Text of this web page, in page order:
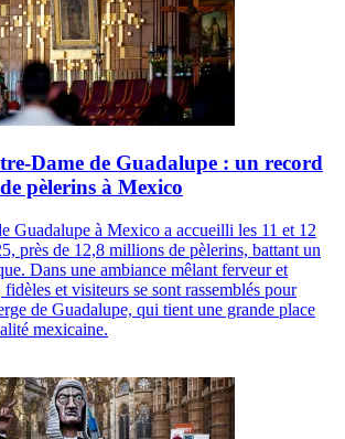
Dame de Guadalupe : un record
pèlerins à Mexico
Guadalupe à Mexico a accueilli les 11 et 12
près de 12,8 millions de pèlerins, battant un
Dans une ambiance mêlant ferveur et
et visiteurs se sont rassemblés pour
de Guadalupe, qui tient une grande place
mexicaine.